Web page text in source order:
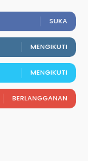
SUKA
MENGIKUTI
MENGIKUTI
BERLANGGANAN